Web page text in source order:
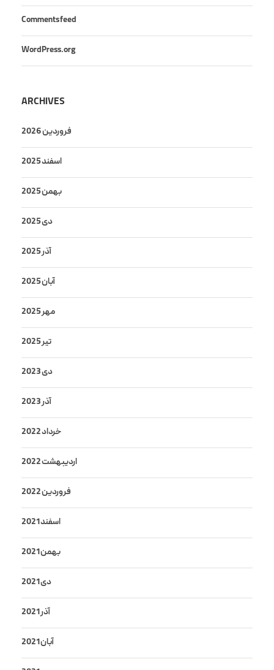
Comments feed
WordPress.org
ARCHIVES
فروردین 2026
اسفند 2025
بهمن 2025
دی 2025
آذر 2025
آبان 2025
مهر 2025
تیر 2025
دی 2023
آذر 2023
خرداد 2022
اردیبهشت 2022
فروردین 2022
اسفند 2021
بهمن 2021
دی 2021
آذر 2021
آبان 2021